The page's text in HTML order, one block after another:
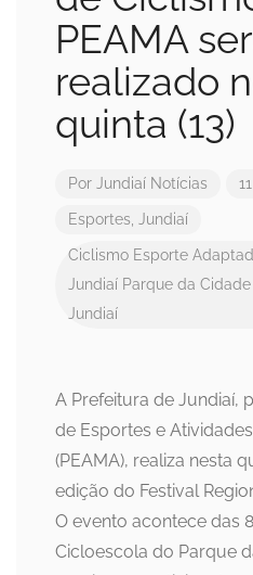
PEAMA
realizado
quinta (13)
Por Jundiaí Notícias
Esportes, Jundiaí
Ciclismo Esporte
Jundiaí Parque da Cidade
Jundiaí
A Prefeitura de Jundiaí,
de Esportes e
(PEAMA), realiza nesta
edição do Festival
O evento acontece das
Cicloescola do Parque